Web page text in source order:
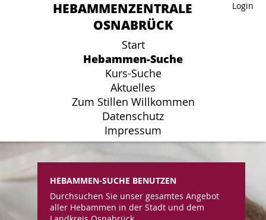
Login
HEBAMMENZENTRALE
OSNABRÜCK
Start
Hebammen-Suche
Kurs-Suche
Aktuelles
Zum Stillen Willkommen
Datenschutz
Impressum
Login
HEBAMMENZENTRALE
OSNABRÜCK
Start
Hebammen-Suche
Kurs-Suche
Aktuelles
Zum Stillen Willkommen
Datenschutz
Impressum
HEBAMMEN-SUCHE BENUTZEN
Durchsuchen Sie unser gesamtes Angebot
aller Hebammen in der Stadt und dem